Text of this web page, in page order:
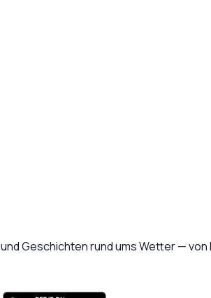
Geschichten rund ums Wetter —